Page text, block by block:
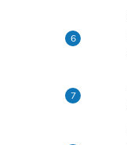
í
p
a